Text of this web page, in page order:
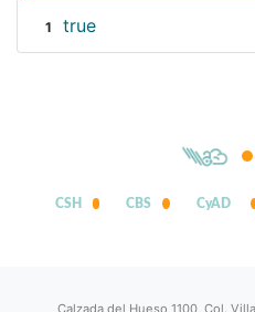
1 true
CSH CBS CyAD
Calzada del Hueso 1100, Col.